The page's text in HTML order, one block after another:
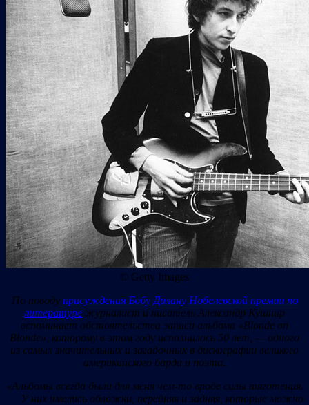
© Getty Images
По поводу присуждения Бобу Дилану Нобелевской премии по
литературе журналист и писатель Александр Кушнир
вспоминает обстоятельства записи альбома «Blonde on
Blonde», которому в этом году исполнилось 50 лет, — одного
из самых значительных и загадочных в дискографии великого
американского барда и поэта.
«Альбомы всегда были для меня чем-то вроде силы тяготения.
У них имелись обложки, передняя и задняя, которые можно